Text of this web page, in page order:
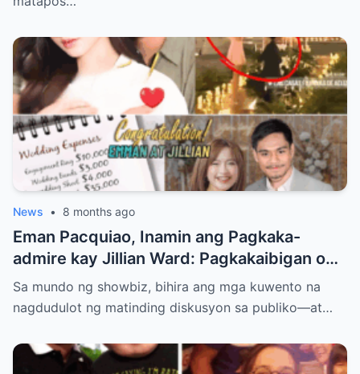
News • 8 months ago
Eman Pacquiao, Inamin ang Pagkaka-
admire kay Jillian Ward: Pagkakaibigan o
Simula ng Pag-ibig? Ang Kontrobersiya sa
Showbiz at Social Media
Sa mundo ng showbiz, bihira ang mga kuwento na
nagdudulot ng matinding diskusyon sa publiko—at…